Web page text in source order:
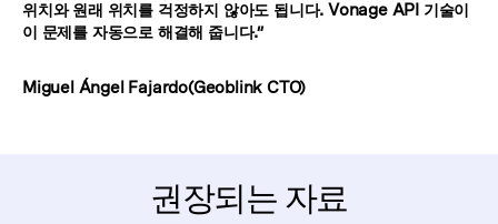
위치와 원래 위치를 걱정하지 않아도 됩니다. Vonage API 기술이
이 문제를 자동으로 해결해 줍니다.”
Miguel Ángel Fajardo(Geoblink CTO)
권장되는 자료